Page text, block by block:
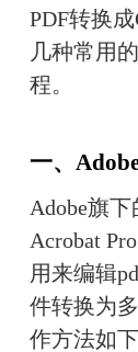
PDF转换
几种常用
程。
一、
Adobe旗
Acrobat
用来编辑
件转换为
作方法如下